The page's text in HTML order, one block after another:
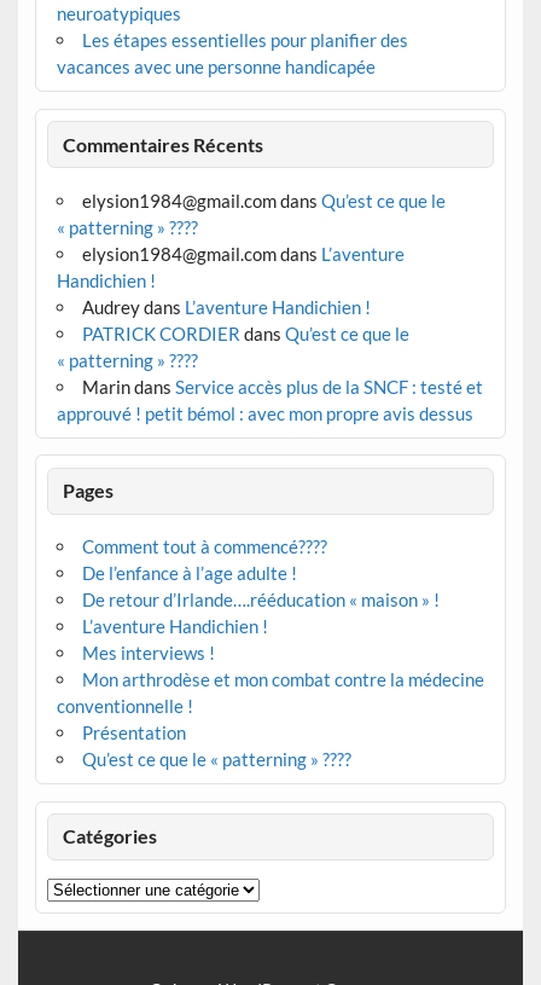
neuroatypiques
Les étapes essentielles pour planifier des
vacances avec une personne handicapée
Commentaires Récents
elysion1984@gmail.comdans Qu’est ce que le
« patterning » ????
elysion1984@gmail.comdans L’aventure
Handichien !
Audreydans L’aventure Handichien !
PATRICK CORDIER dans Qu’est ce que le
« patterning » ????
Marindans Service accès plus de la SNCF : testé et
approuvé ! petit bémol : avec mon propre avis dessus
Pages
Comment tout à commencé????
De l’enfance à l’age adulte !
De retour d’Irlande….rééducation « maison » !
L’aventure Handichien !
Mes interviews !
Mon arthrodèse et mon combat contre la médecine
conventionnelle !
Présentation
Qu’est ce que le « patterning » ????
Catégories
Catégories